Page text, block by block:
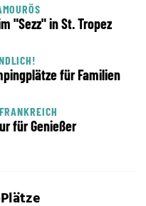
"Sezz" in St. Tropez
für Familien
für Genießer